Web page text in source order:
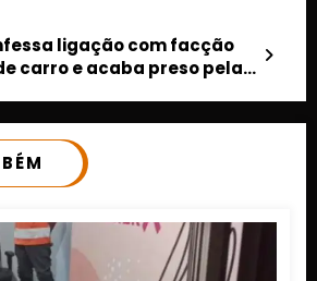
ligação com facção
carro e acaba preso pela